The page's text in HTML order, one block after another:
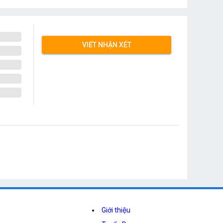
VIẾT NHẬN XÉT
Giới thiệu